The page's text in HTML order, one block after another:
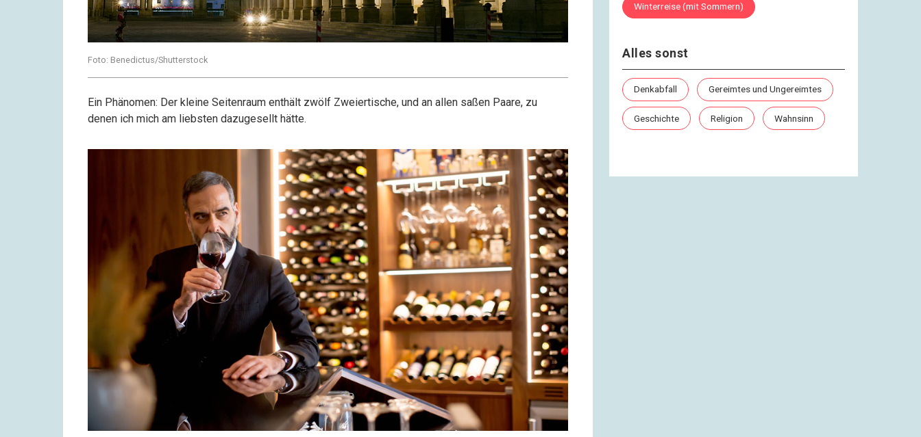
Foto: Benedictus/Shutterstock
Ein Phänomen: Der kleine Seitenraum enthält zwölf Zweiertische, und an allen saßen Paare, zu
denen ich mich am liebsten dazugesellt hätte.
Winterreise (mit Sommern)
Alles sonst
Denkabfall Gereimtes und Ungereimtes
Geschichte Religion Wahnsinn